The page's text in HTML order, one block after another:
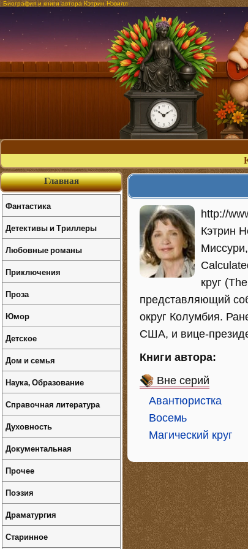
Биография и книги автора Кэтрин Нэвилл
http://
Кэтрин
круг
представляющий
округ Колумбия.
США, и вице-
Книги автора:
Вне серий
Авантюристка
Восемь
Магический круг
Главная
Фантастика
Детективы и Триллеры
Любовные романы
Приключения
Проза
Юмор
Детское
Дом и семья
Наука, Образование
Справочная литература
Духовность
Документальная
Прочее
Поэзия
Драматургия
Старинное